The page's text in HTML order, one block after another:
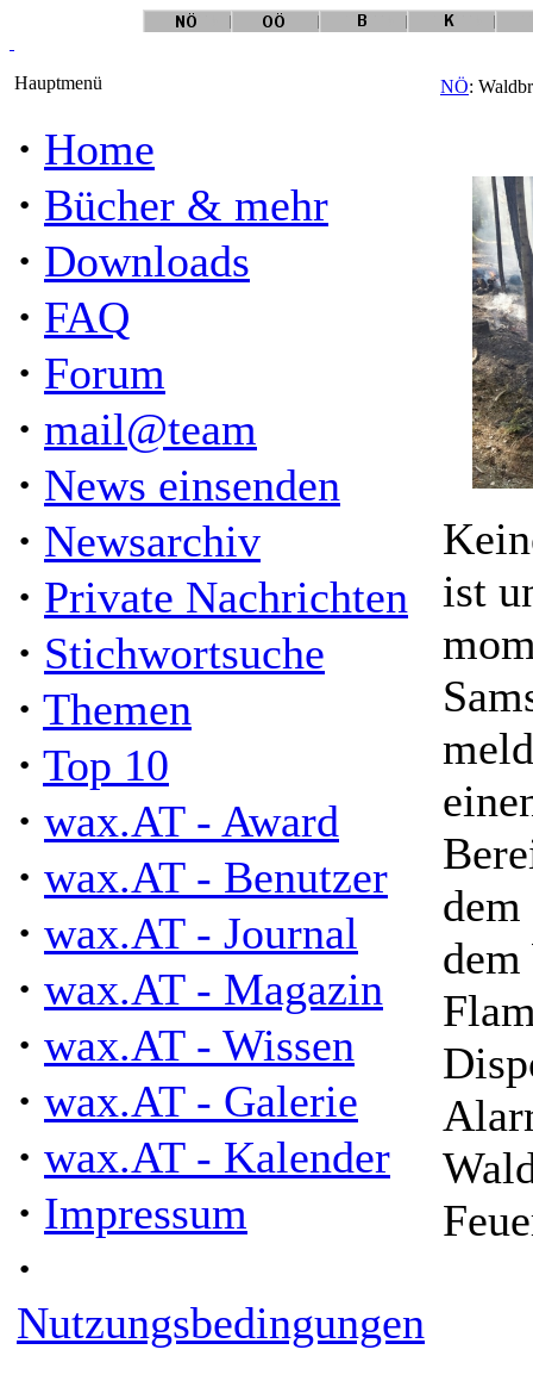
Hauptmenü
· Home
· Bücher & mehr
· Downloads
· FAQ
· Forum
· mail@team
· News einsenden
· Newsarchiv
· Private Nachrichten
· Stichwortsuche
· Themen
· Top 10
· wax.AT - Award
· wax.AT - Benutzer
· wax.AT - Journal
· wax.AT - Magazin
· wax.AT - Wissen
· wax.AT - Galerie
· wax.AT - Kalender
· Impressum
·
Nutzungsbedingungen
NÖ:
ist